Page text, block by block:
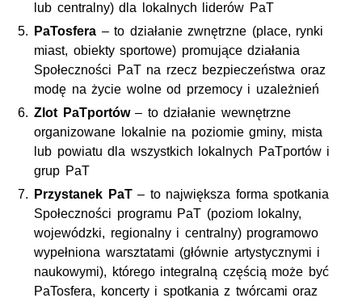
lub centralny) dla lokalnych liderów PaT
PaTosfera – to działanie zwnętrzne (place, rynki
miast, obiekty sportowe) promujące działania
Społeczności PaT na rzecz bezpieczeństwa oraz
modę na życie wolne od przemocy i uzależnień
Zlot PaTportów– to działanie wewnętrzne
organizowane lokalnie na poziomie gminy, mista
lub powiatu dla wszystkich lokalnych PaTportów i
grup PaT
Przystanek PaT– to największa forma spotkania
Społeczności programu PaT (poziom lokalny,
wojewódzki, regionalny i centralny) programowo
wypełniona warsztatami (głównie artystycznymi i
naukowymi), którego integralną częścią może być
PaTosfera, koncerty i spotkania z twórcami oraz